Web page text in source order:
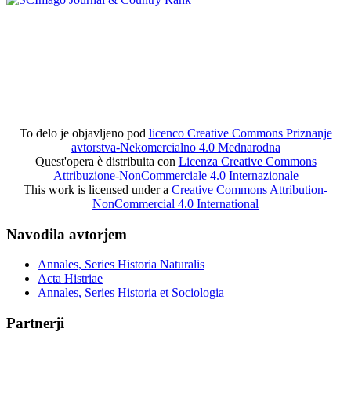
To delo je objavljeno pod licenco Creative Commons Priznanje
avtorstva-Nekomercialno 4.0 Mednarodna
Quest'opera è distribuita con Licenza Creative Commons
Attribuzione-NonCommerciale 4.0 Internazionale
This work is licensed under a Creative Commons Attribution-
NonCommercial 4.0 International
Navodila avtorjem
Annales, Series Historia Naturalis
Acta Histriae
Annales, Series Historia et Sociologia
Partnerji